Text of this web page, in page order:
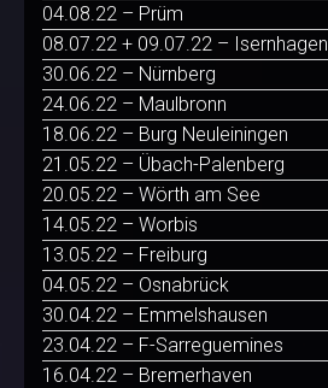
04.08.22 – Prüm
08.07.22 + 09.07.22 – Isernhagen
30.06.22 – Nürnberg
24.06.22 – Maulbronn
18.06.22 – Burg Neuleiningen
21.05.22 – Übach-Palenberg
20.05.22 – Wörth am See
14.05.22 – Worbis
13.05.22 – Freiburg
04.05.22 – Osnabrück
30.04.22 – Emmelshausen
23.04.22 – F-Sarreguemines
16.04.22 – Bremerhaven